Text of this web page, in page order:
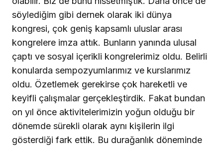
söylediğim gibi dernek olarak iki dünya
kongresi, çok geniş kapsamlı uluslar arası
kongrelere imza attık. Bunların yanında ulusal
çaptı ve sosyal içerikli kongrelerimiz oldu. Belirli
konularda sempozyumlarımız ve kurslarımız
oldu. Özetlemek gerekirse çok hareketli ve
keyifli çalışmalar gerçekleştirdik. Fakat bundan
on yıl önce aktivitelerimizin yoğun olduğu bir
dönemde sürekli olarak aynı kişilerin ilgi
gösterdiği fark ettik. Bu durağanlık döneminde